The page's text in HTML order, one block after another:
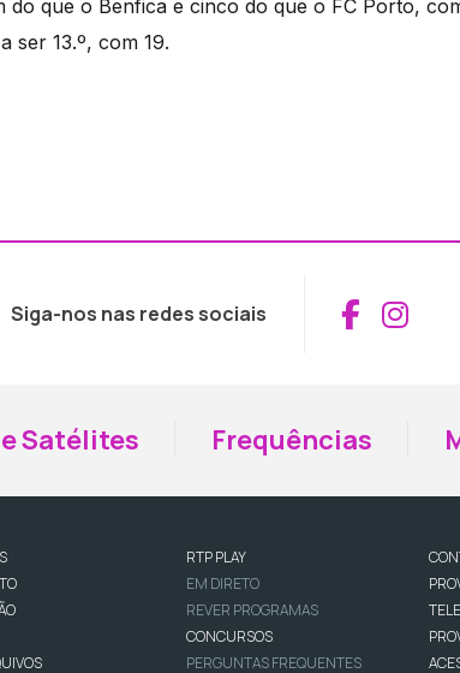
que o Benfica e cinco do que o FC Porto,
ser 13.º, com 19.
Siga-nos nas redes sociais
Satélites Frequências
RTP PLAY
EM DIRETO
REVER PROGRAMAS
CONCURSOS
PERGUNTAS FREQUENTES